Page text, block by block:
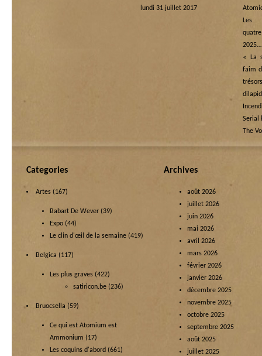
lundi 31 juillet 2017
Les
quatre
2025…
« La
faim
Serial
The
Categories
Artes (167)
Babart De Wever (39)
Expo (44)
Le clin d'œil de la semaine (419)
Belgica (117)
Les plus graves (422)
satiricon.be (236)
Bruocsella (59)
Ce qui est Atomium est
Ammonium (17)
Les coquins d'abord (661)
Archives
août 2026
juillet 2026
juin 2026
mai 2026
avril 2026
mars 2026
février 2026
janvier 2026
décembre 2025
novembre 2025
octobre 2025
septembre 2025
août 2025
juillet 2025